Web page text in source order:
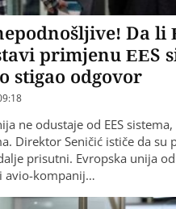
Da li
primjenu EES
stigao odgovor
ne odustaje od EES
Direktor Seničić ističe da su
prisutni. Evropska unija
avio-kompanij…